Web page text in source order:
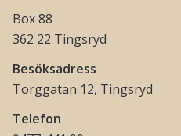
Box 88
362 22 Tingsryd
Besöksadress
Torggatan 12, Tingsryd
Telefon